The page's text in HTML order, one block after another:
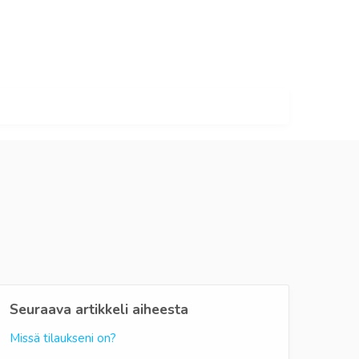
Seuraava artikkeli aiheesta
Missä tilaukseni on?